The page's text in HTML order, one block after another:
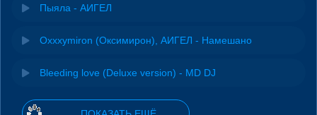
Пыяла - АИГЕЛ
Oxxxymiron (Оксимирон), АИГЕЛ - Намешано
Bleeding love (Deluxe version) - MD DJ